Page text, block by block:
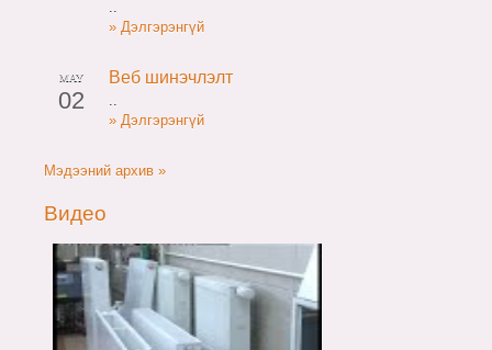
..
» Дэлгэрэнгүй
MAY
02
Веб шинэчлэлт
..
» Дэлгэрэнгүй
Мэдээний архив »
Видео